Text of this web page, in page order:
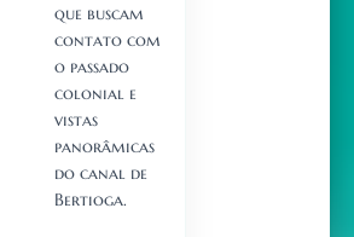
que buscam
contato com
o passado
colonial e
vistas
panorâmicas
do canal de
Bertioga.